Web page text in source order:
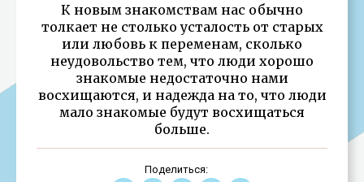
К новым знакомствам нас обычно
толкает не столько усталость от старых
или любовь к переменам, сколько
неудовольство тем, что люди хорошо
знакомые недостаточно нами
восхищаются, и надежда на то, что люди
мало знакомые будут восхищаться
больше.
Поделиться: